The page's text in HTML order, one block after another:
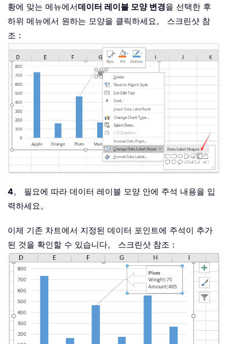
황에 맞는 메뉴에서데이터 레이블 모양 변경을 선택한 후
하위 메뉴에서 원하는 모양을 클릭하세요。 스크린샷 참
조：
4。 필요에 따라 데이터 레이블 모양 안에 주석 내용을 입
력하세요。
이제 기존 차트에서 지정된 데이터 포인트에 주석이 추가
된 것을 확인할 수 있습니다。 스크린샷 참조：